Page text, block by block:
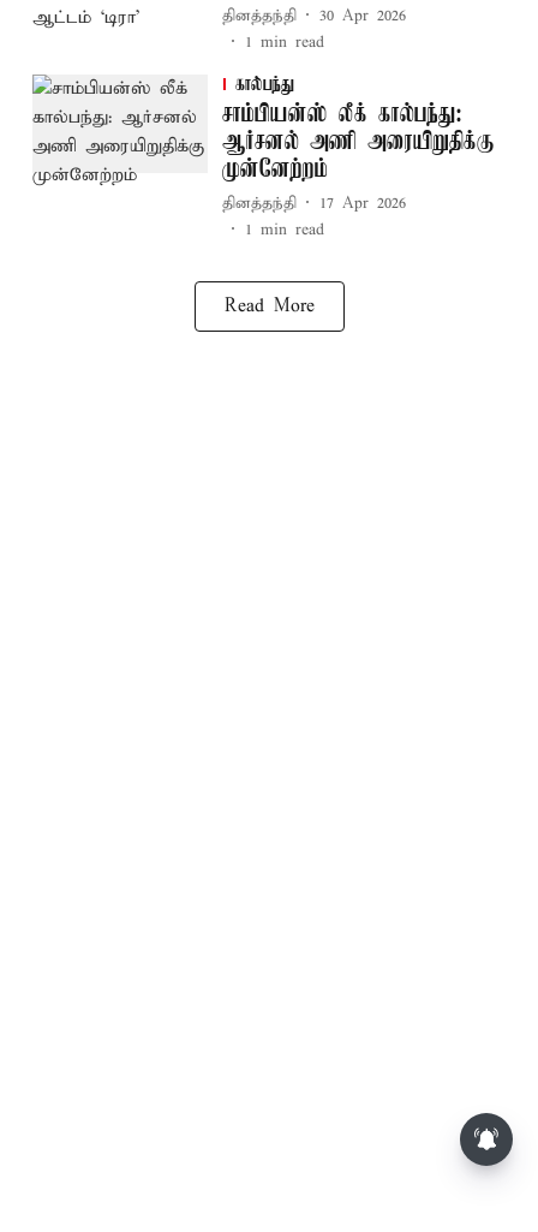
தினத்தந்தி
30 Apr 2026
1 min read
கால்பந்து
சாம்பியன்ஸ் லீக் கால்பந்து:
ஆர்சனல் அணி அரையிறுதிக்கு
முன்னேற்றம்
தினத்தந்தி
17 Apr 2026
1 min read
Read More